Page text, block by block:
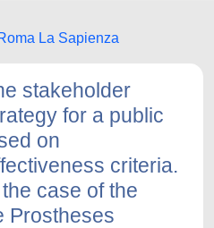
La Sapienza
stakeholder
for a public
on
criteria.
case of the
Prostheses